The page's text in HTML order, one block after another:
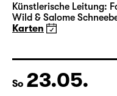
Sa
19:30 Große Bühne
Schöne
Wild & Salome
Karten